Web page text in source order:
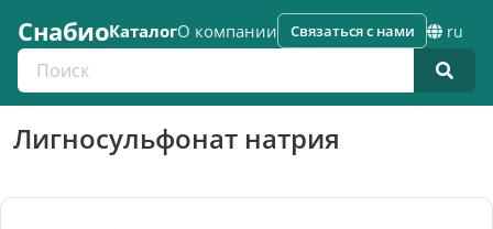
СнабиоКаталогО компании
Поиск по каталогу
Связаться с нами ru
Лигносульфонат натрия